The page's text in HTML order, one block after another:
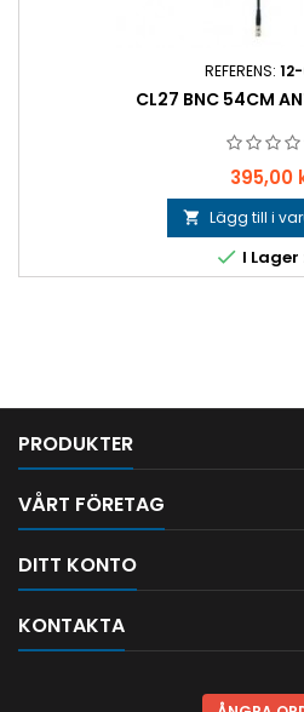
REFERENS:
CL27 BNC 54CM
Pris
395,00
 Lägg till i
 I Lager
PRODUKTER
VÅRT FÖRETAG
DITT KONTO
KONTAKTA